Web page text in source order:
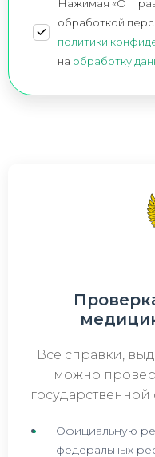
Нажимая
обработкой
политики
на обработку
Все справки,
можно
государственной
Официальную
федеральных